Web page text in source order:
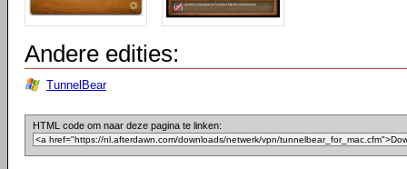
Andere edities:
TunnelBear
HTML code om naar deze pagina te linken: